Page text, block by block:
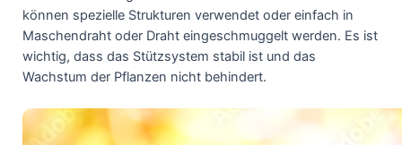
können spezielle Strukturen verwendet oder einfach in
Maschendraht oder Draht eingeschmuggelt werden. Es ist
wichtig, dass das Stützsystem stabil ist und das
Wachstum der Pflanzen nicht behindert.